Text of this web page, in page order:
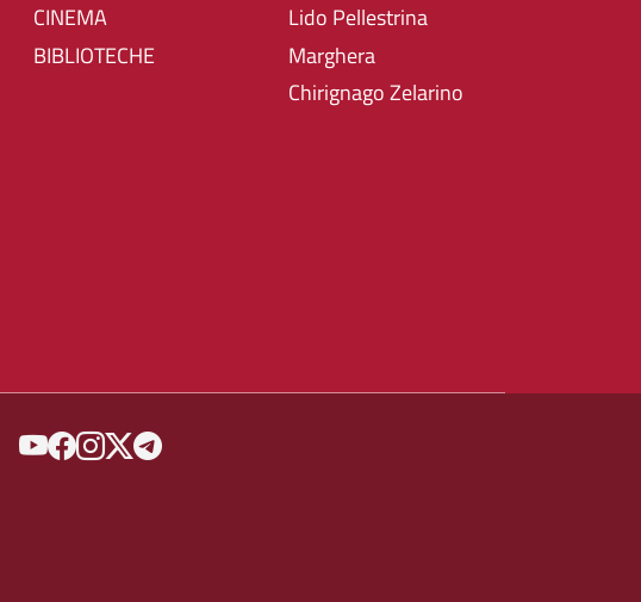
CINEMA
BIBLIOTECHE
Lido Pellestrina
Marghera
Chirignago Zelarino
SOCIAL MENU